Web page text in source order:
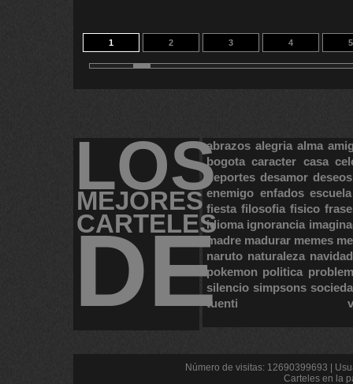
1 2 3 4 5
11
LOS
MEJORES
CARTELES
DE
abrazos alegria alma
bogota caracter casa
deportes desamor deseos
enemigo enfados escuela
fiesta filosofia fisico
idioma ignorancia
madre madurar memes
naruto naturaleza navidad
pokemon politica
silencio simpsons
tuenti
Número de visitas: 12690399693 |
Carteles en la